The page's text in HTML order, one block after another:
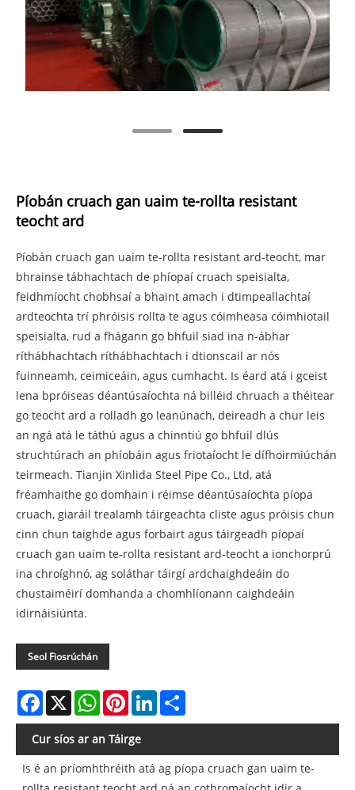
Píobán cruach gan uaim te-rollta resistant
teocht ard
Píobán cruach gan uaim te-rollta resistant ard-teocht, mar
bhrainse tábhachtach de phíopaí cruach speisialta,
feidhmíocht chobhsaí a bhaint amach i dtimpeallachtaí
ardteochta trí phróisis rollta te agus cóimheasa cóimhiotail
speisialta, rud a fhágann go bhfuil siad ina n-ábhar
ríthábhachtach ríthábhachtach i dtionscail ar nós
fuinneamh, ceimiceáin, agus cumhacht. Is éard atá i gceist
lena bpróiseas déantúsaíochta ná billéid chruach a théitear
go teocht ard a rolladh go leanúnach, deireadh a chur leis
an ngá atá le táthú agus a chinntiú go bhfuil dlús
struchtúrach an phíobáin agus friotaíocht le dífhoirmiúchán
teirmeach. Tianjin Xinlida Steel Pipe Co., Ltd, atá
fréamhaithe go domhain i réimse déantúsaíochta píopa
cruach, giaráil trealamh táirgeachta cliste agus próisis chun
cinn chun taighde agus forbairt agus táirgeadh píopaí
cruach gan uaim te-rollta resistant ard-teocht a ionchorprú
ina chroíghnó, ag soláthar táirgí ardchaighdeáin do
chustaiméirí domhanda a chomhlíonann caighdeáin
idirnáisiúnta.
Seol Fiosrúchán
Facebook
X WhatsAppPinterestLinkedIn
Cur síos ar an Táirge
Is é an príomhthréith atá ag píopa cruach gan uaim te-